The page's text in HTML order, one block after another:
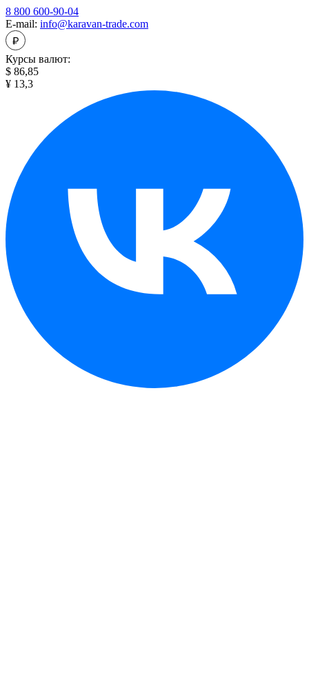
8 800 600-90-04
E-mail: info@karavan-trade.com
Курсы валют:
$ 86,85
¥ 13,3